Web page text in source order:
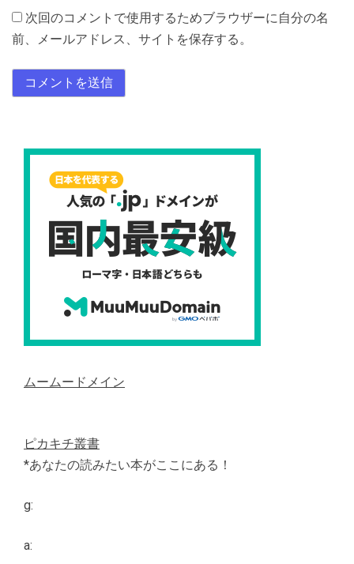
次回のコメントで使用するためブラウザーに自分の名
前、メールアドレス、サイトを保存する。
ムームードメイン
ピカキチ叢書
*あなたの読みたい本がここにある！
g:
a: